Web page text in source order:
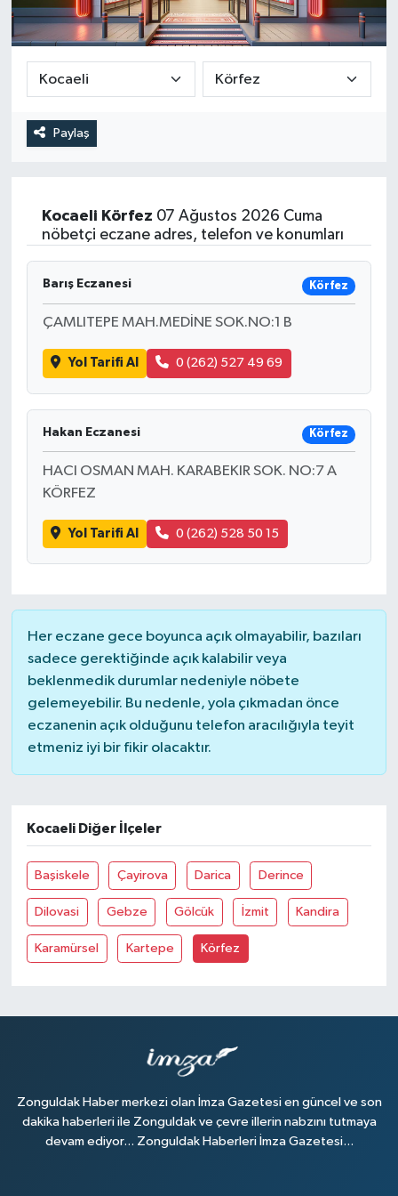
Paylaş
Kocaeli Körfez 07 Ağustos 2026 Cuma
nöbetçi eczane adres, telefon ve konumları
Barış Eczanesi Körfez
ÇAMLITEPE MAH.MEDİNE SOK.NO:1 B
Yol Tarifi Al 0 (262) 527 49 69
Hakan Eczanesi Körfez
HACI OSMAN MAH. KARABEKIR SOK. NO:7 A
KÖRFEZ
Yol Tarifi Al 0 (262) 528 50 15
Her eczane gece boyunca açık olmayabilir, bazıları
sadece gerektiğinde açık kalabilir veya
beklenmedik durumlar nedeniyle nöbete
gelemeyebilir. Bu nedenle, yola çıkmadan önce
eczanenin açık olduğunu telefon aracılığıyla teyit
etmeniz iyi bir fikir olacaktır.
Kocaeli Diğer İlçeler
Başiskele Çayirova Darica Derince
Dilovasi Gebze Gölcük İzmit Kandira
Karamürsel Kartepe Körfez
Zonguldak Haber merkezi olan İmza Gazetesi en güncel ve son
dakika haberleri ile Zonguldak ve çevre illerin nabzını tutmaya
devam ediyor... Zonguldak Haberleri İmza Gazetesi...
DEVREK
DÜZCE
EREĞLİ
KARABÜK
KASTAMONU